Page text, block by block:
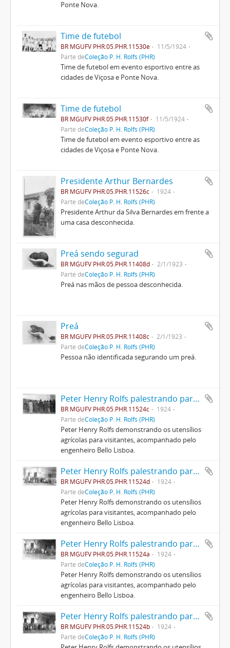
Ponte Nova.
Time de futebol
BR MGUFV PHR.05.PHR.11530e
11/5/1924
Parte deColeção P. H. Rolfs (PHR)
Time de futebol em evento esportivo entre as
cidades de Viçosa e Ponte Nova.
Time de futebol
BR MGUFV PHR.05.PHR.11530f
11/5/1924
Parte deColeção P. H. Rolfs (PHR)
Time de futebol em evento esportivo entre as
cidades de Viçosa e Ponte Nova.
Presidente Arthur Bernardes
BR MGUFV PHR.05.PHR.11526c
1924
Parte deColeção P. H. Rolfs (PHR)
Presidente Arthur da Silva Bernardes em frente a
uma casa desconhecida.
Preá sendo segurad
BR MGUFV PHR.05.PHR.11408d
2/1/1923
Parte deColeção P. H. Rolfs (PHR)
Preá nas mãos de pessoa desconhecida.
Preá
BR MGUFV PHR.05.PHR.11408c
2/1/1923
Parte deColeção P. H. Rolfs (PHR)
Pessoa não identificada segurando um preá.
Peter Henry Rolfs palestrando para visitantes
BR MGUFV PHR.05.PHR.11524c
1924
Parte deColeção P. H. Rolfs (PHR)
Peter Henry Rolfs demonstrando os utensílios
agrícolas para visitantes, acompanhado pelo
engenheiro Bello Lisboa.
Peter Henry Rolfs palestrando para visitantes
BR MGUFV PHR.05.PHR.11524d
1924
Parte deColeção P. H. Rolfs (PHR)
Peter Henry Rolfs demonstrando os utensílios
agrícolas para visitantes, acompanhado pelo
engenheiro Bello Lisboa.
Peter Henry Rolfs palestrando para visitantes
BR MGUFV PHR.05.PHR.11524a
1924
Parte deColeção P. H. Rolfs (PHR)
Peter Henry Rolfs demonstrando os utensílios
agrícolas para visitantes, acompanhado pelo
engenheiro Bello Lisboa.
Peter Henry Rolfs palestrando para visitantes
BR MGUFV PHR.05.PHR.11524b
1924
Parte deColeção P. H. Rolfs (PHR)